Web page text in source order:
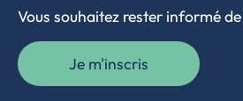
Vous souhaitez rester informé
Je m'inscris